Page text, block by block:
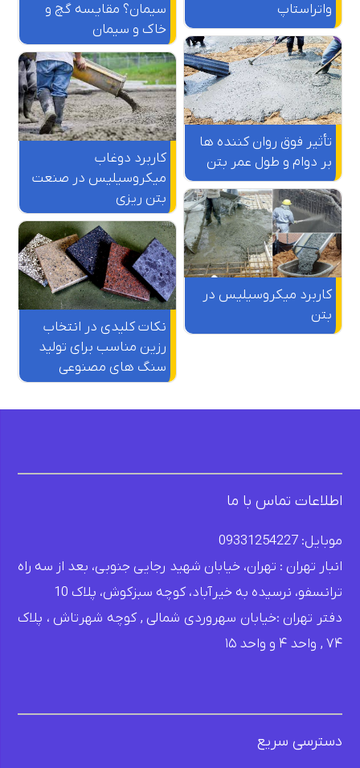
واتراستاپ
سیمان؟ مقایسه گچ و
خاک و سیمان
تأثیر فوق روان کننده‌ ها
بر دوام و طول عمر بتن
کاربرد دوغاب
میکروسیلیس در صنعت
بتن ریزی
کاربرد میکروسیلیس در
بتن
نکات کلیدی در انتخاب
رزین مناسب برای تولید
سنگ های مصنوعی
اطلاعات تماس با ما
موبایل: 09331254227
انبار تهران : تهران، خیابان شهید رجایی جنوبی، بعد از سه راه
ترانسفو، نرسیده به خیرآباد، کوچه سبزکوش، پلاک 10
دفتر تهران :خیابان سهروردی شمالی , کوچه شهرتاش ، پلاک
۷۴ , واحد ۴ و واحد ۱۵
دسترسی سریع